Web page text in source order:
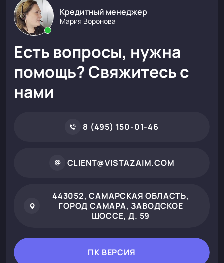
Кредитный менеджер
Мария Воронова
Есть вопросы, нужна
помощь? Свяжитесь с
нами
8 (495) 150-01-46
CLIENT@VISTAZAIM.COM
443052, САМАРСКАЯ ОБЛАСТЬ,
ГОРОД САМАРА, ЗАВОДСКОЕ
ШОССЕ, Д. 59
ПК ВЕРСИЯ